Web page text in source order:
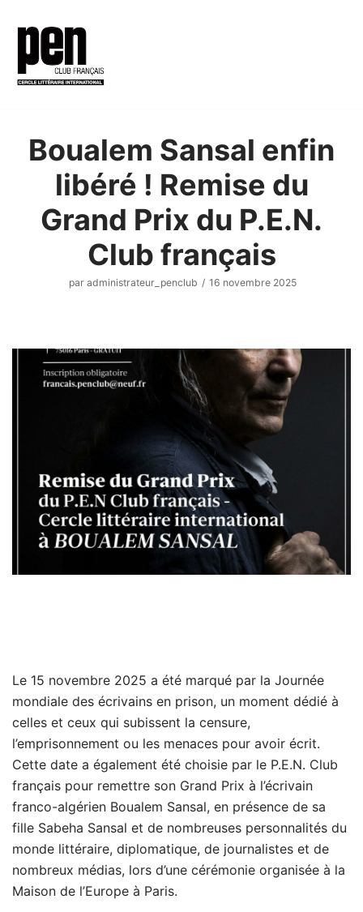
au
contenu
Boualem Sansal enfin
libéré ! Remise du
Grand Prix du P.E.N.
Club français
par administrateur_penclub 16 novembre 2025
Le 15 novembre 2025 a été marqué par la Journée
mondiale des écrivains en prison, un moment dédié à
celles et ceux qui subissent la censure,
l’emprisonnement ou les menaces pour avoir écrit.
Cette date a également été choisie par le P.E.N. Club
français pour remettre son Grand Prix à l’écrivain
franco-algérien Boualem Sansal, en présence de sa
fille Sabeha Sansal et de nombreuses personnalités du
monde littéraire, diplomatique, de journalistes et de
nombreux médias, lors d’une cérémonie organisée à la
Maison de l’Europe à Paris.